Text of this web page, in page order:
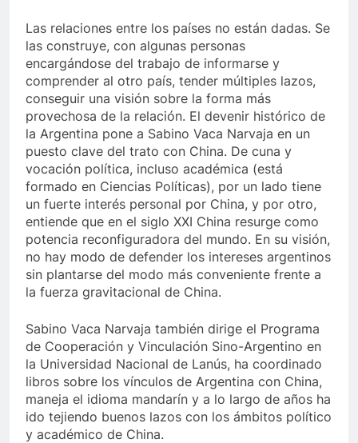
Las relaciones entre los países no están dadas. Se
las construye, con algunas personas
encargándose del trabajo de informarse y
comprender al otro país, tender múltiples lazos,
conseguir una visión sobre la forma más
provechosa de la relación. El devenir histórico de
la Argentina pone a Sabino Vaca Narvaja en un
puesto clave del trato con China. De cuna y
vocación política, incluso académica (está
formado en Ciencias Políticas), por un lado tiene
un fuerte interés personal por China, y por otro,
entiende que en el siglo XXI China resurge como
potencia reconfiguradora del mundo. En su visión,
no hay modo de defender los intereses argentinos
sin plantarse del modo más conveniente frente a
la fuerza gravitacional de China.
Sabino Vaca Narvaja también dirige el Programa
de Cooperación y Vinculación Sino-Argentino en
la Universidad Nacional de Lanús, ha coordinado
libros sobre los vínculos de Argentina con China,
maneja el idioma mandarín y a lo largo de años ha
ido tejiendo buenos lazos con los ámbitos político
y académico de China.